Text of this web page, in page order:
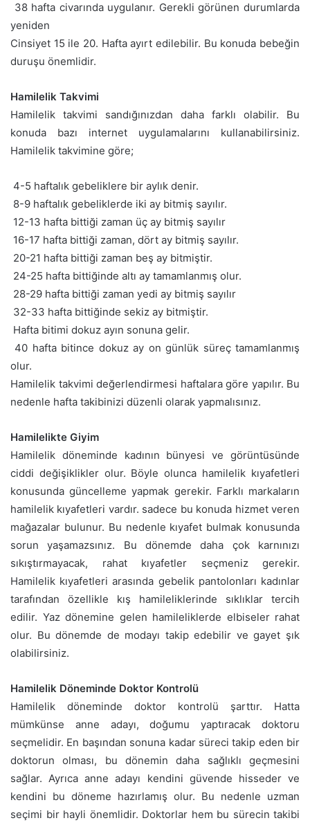
 38 hafta civarında uygulanır. Gerekli görünen durumlarda
yeniden
Cinsiyet 15 ile 20. Hafta ayırt edilebilir. Bu konuda bebeğin
duruşu önemlidir.
Hamilelik Takvimi
Hamilelik takvimi sandığınızdan daha farklı olabilir. Bu
konuda bazı internet uygulamalarını kullanabilirsiniz.
Hamilelik takvimine göre;
 4-5 haftalık gebeliklere bir aylık denir.
 8-9 haftalık gebeliklerde iki ay bitmiş sayılır.
 12-13 hafta bittiği zaman üç ay bitmiş sayılır
 16-17 hafta bittiği zaman, dört ay bitmiş sayılır.
 20-21 hafta bittiği zaman beş ay bitmiştir.
 24-25 hafta bittiğinde altı ay tamamlanmış olur.
 28-29 hafta bittiği zaman yedi ay bitmiş sayılır
 32-33 hafta bittiğinde sekiz ay bitmiştir.
 Hafta bitimi dokuz ayın sonuna gelir.
 40 hafta bitince dokuz ay on günlük süreç tamamlanmış
olur.
Hamilelik takvimi değerlendirmesi haftalara göre yapılır. Bu
nedenle hafta takibinizi düzenli olarak yapmalısınız.
Hamilelikte Giyim
Hamilelik döneminde kadının bünyesi ve görüntüsünde
ciddi değişiklikler olur. Böyle olunca hamilelik kıyafetleri
konusunda güncelleme yapmak gerekir. Farklı markaların
hamilelik kıyafetleri vardır. sadece bu konuda hizmet veren
mağazalar bulunur. Bu nedenle kıyafet bulmak konusunda
sorun yaşamazsınız. Bu dönemde daha çok karnınızı
sıkıştırmayacak, rahat kıyafetler seçmeniz gerekir.
Hamilelik kıyafetleri arasında gebelik pantolonları kadınlar
tarafından özellikle kış hamileliklerinde sıklıklar tercih
edilir. Yaz dönemine gelen hamileliklerde elbiseler rahat
olur. Bu dönemde de modayı takip edebilir ve gayet şık
olabilirsiniz.
Hamilelik Döneminde Doktor Kontrolü
Hamilelik döneminde doktor kontrolü şarttır. Hatta
mümkünse anne adayı, doğumu yaptıracak doktoru
seçmelidir. En başından sonuna kadar süreci takip eden bir
doktorun olması, bu dönemin daha sağlıklı geçmesini
sağlar. Ayrıca anne adayı kendini güvende hisseder ve
kendini bu döneme hazırlamış olur. Bu nedenle uzman
seçimi bir hayli önemlidir. Doktorlar hem bu sürecin takibi